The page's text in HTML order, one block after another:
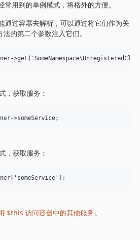
用到的单例模式，将格外的方便。
通过容器去解析，可以通过将它们作为关
法的第二个参数注入它们。
，获取服务：
，获取服务：
$this 访问容器中的其他服务。